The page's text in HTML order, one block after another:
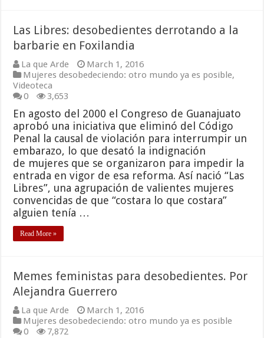
Las Libres: desobedientes derrotando a la
barbarie en Foxilandia
La que Arde
March 1, 2016
Mujeres desobedeciendo: otro mundo ya es posible,
Videoteca
0
3,653
En agosto del 2000 el Congreso de Guanajuato
aprobó una iniciativa que eliminó del Código
Penal la causal de violación para interrumpir un
embarazo, lo que desató la indignación
de mujeres que se organizaron para impedir la
entrada en vigor de esa reforma. Así nació “Las
Libres”, una agrupación de valientes mujeres
convencidas de que “costara lo que costara”
alguien tenía …
Read More »
Memes feministas para desobedientes. Por
Alejandra Guerrero
La que Arde
March 1, 2016
Mujeres desobedeciendo: otro mundo ya es posible
0
7,872